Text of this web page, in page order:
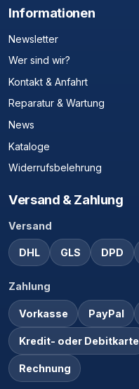
Informationen
Newsletter
Wer sind wir?
Kontakt & Anfahrt
Reparatur & Wartung
News
Kataloge
Widerrufsbelehrung
Versand & Zahlung
Versand
DHL GLS DPD
Zahlung
Vorkasse PayPal
Kredit- oder Debitkarte
Rechnung